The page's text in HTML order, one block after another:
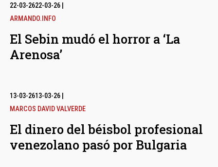
22-03-2622-03-26
ARMANDO.INFO
El Sebin mudó el horror a ‘La
Arenosa’
13-03-2613-03-26
MARCOS DAVID VALVERDE
El dinero del béisbol profesional
venezolano pasó por Bulgaria